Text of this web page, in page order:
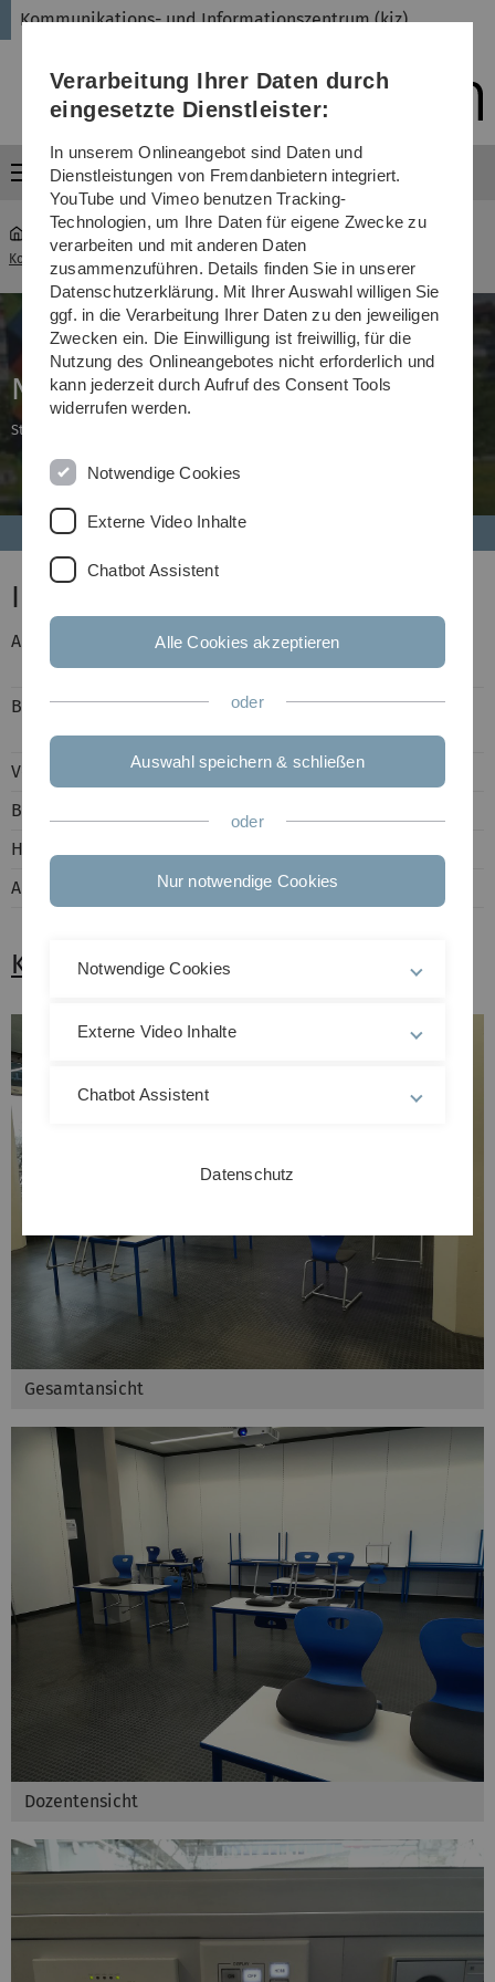
Direkt
Direkt
Direkt
(Sprache,
Drucken,
Media)
Direkt
Direkt
Kommunikations- und Informationszentrum (kiz)
Menü
Kommunikations- und Informationszentrum (kiz)
N24-251
Standort: Uni Ost, Gebäude: N24, Raumnummer: 251
Informationen
Anschlüsse
Am Fenster: HDMI, VGA mit
Ton (3,5 mm Klinke)
Beamer
Auflösung:FullHD
(1920x1080)
Vorlesungsaufzeichnungen
-
Besonderheiten
Hauptnutzer
Art des Raumes
Seminarraum
Kontakt
Gesamtansicht
Dozentensicht
Verarbeitung Ihrer Daten durch
eingesetzte Dienstleister:
In unserem Onlineangebot sind Daten und
Dienstleistungen von Fremdanbietern integriert.
YouTube und Vimeo benutzen Tracking-
Technologien, um Ihre Daten für eigene Zwecke zu
verarbeiten und mit anderen Daten
zusammenzuführen. Details finden Sie in unserer
Datenschutzerklärung. Mit Ihrer Auswahl willigen Sie
ggf. in die Verarbeitung Ihrer Daten zu den jeweiligen
Zwecken ein. Die Einwilligung ist freiwillig, für die
Nutzung des Onlineangebotes nicht erforderlich und
kann jederzeit durch Aufruf des Consent Tools
widerrufen werden.
Notwendige Cookies
Externe Video Inhalte
Chatbot Assistent
Alle Cookies akzeptieren
oder
Auswahl speichern & schließen
oder
Nur notwendige Cookies
Notwendige Cookies
Externe Video Inhalte
Chatbot Assistent
Datenschutz